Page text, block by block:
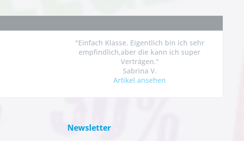
"Einfach Klasse. Eigentlich bin ich sehr
empfindlich,aber die kann ich super
Verträgen."
Sabrina V.
Artikel ansehen
Newsletter